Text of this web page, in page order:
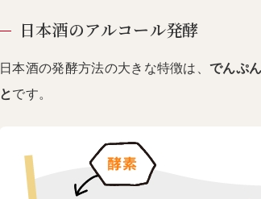
日本酒のアルコール発酵
日本酒の発酵方法の大きな特徴は、でんぷ
とです。